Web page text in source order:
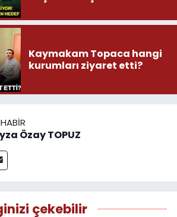
Kaymakam Topaca hangi
kurumları ziyaret etti?
Özay TOPUZ
çekebilir